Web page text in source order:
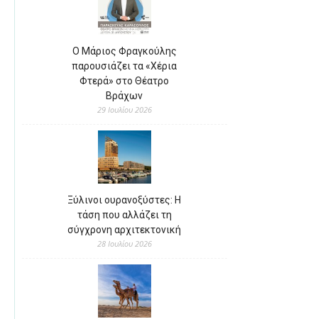
Ο Μάριος Φραγκούλης
παρουσιάζει τα «Χέρια
Φτερά» στο Θέατρο
Βράχων
29 Ιουλίου 2026
Ξύλινοι ουρανοξύστες: Η
τάση που αλλάζει τη
σύγχρονη αρχιτεκτονική
28 Ιουλίου 2026